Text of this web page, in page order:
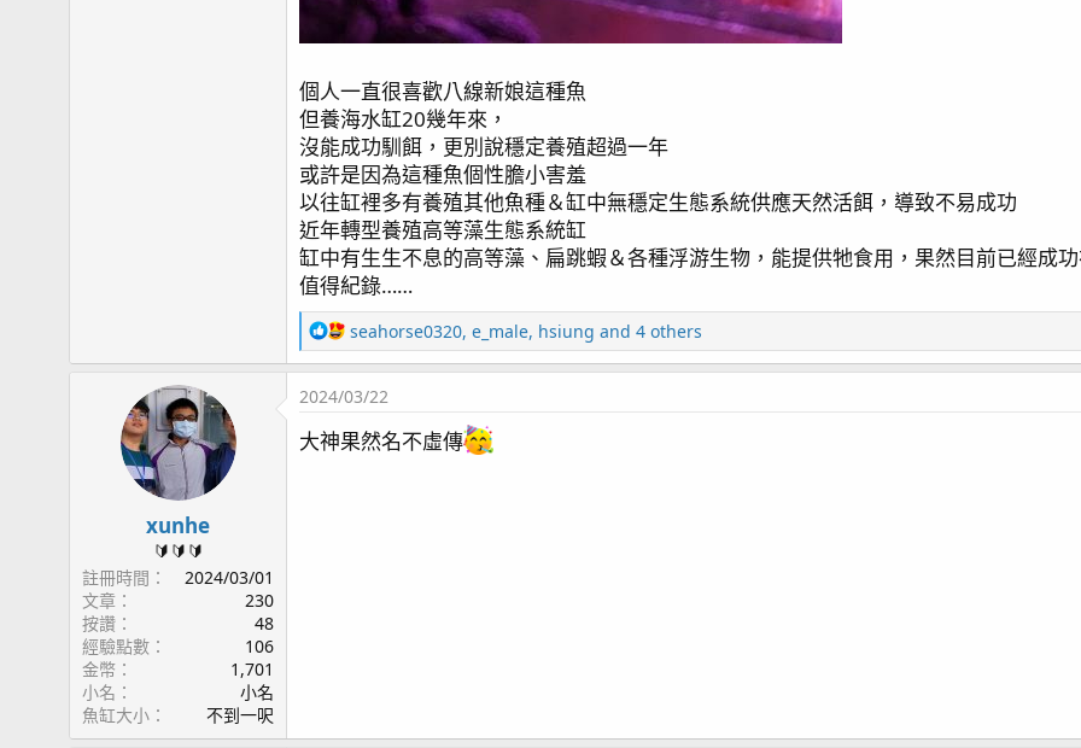
個人一直很喜歡八線新娘這種魚
但養海水缸20幾年來，
沒能成功馴餌，更別說穩定養殖超過一年
或許是因為這種魚個性膽小害羞
以往缸裡多有養殖其他魚種＆缸中無穩定生態系統供應天然活餌，導致不易成功
近年轉型養殖高等藻生態系統缸
缸中有生生不息的高等藻、扁跳蝦＆各種浮游生物，能提供牠食用，果然目前已經成
值得紀錄……
R
e
a
c
i
seahorse0320, e_male, hsiung and 4 others
xunhe
🔰🔰🔰
註冊時間
2024/03/01
文章
230
按讚
48
經驗點數
106
金幣
1,701
小名
小名
魚缸大小
不到一呎
2024/03/22
大神果然名不虛傳